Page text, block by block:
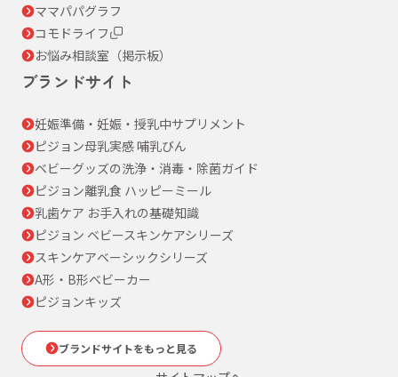
ママパパグラフ
コモドライフ
お悩み相談室（掲示板）
ブランドサイト
妊娠準備・妊娠・授乳中サプリメント
ピジョン母乳実感 哺乳びん
ベビーグッズの洗浄・消毒・除菌ガイド
ピジョン離乳食 ハッピーミール
乳歯ケア お手入れの基礎知識
ピジョン ベビースキンケアシリーズ
スキンケアベーシックシリーズ
A形・B形ベビーカー
ピジョンキッズ
ブランドサイトをもっと見る